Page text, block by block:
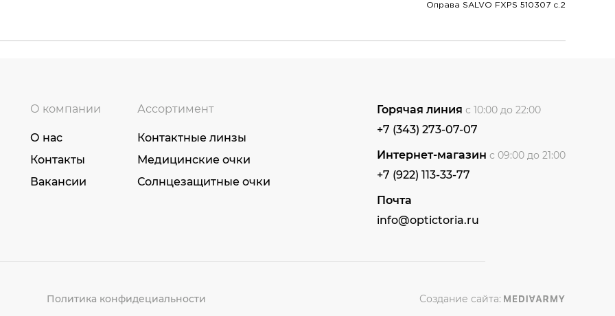
Оправа SALVO FXPS 510307 c.2
О компании
О нас
Контакты
Вакансии
Ассортимент
Контактные линзы
Медицинские очки
Солнцезащитные очки
Горячая линия с 10:00 до 22:00
+7 (343) 273-07-07
Интернет-магазин с 09:00 до 21:00
+7 (922) 113-33-77
Почта
info@optictoria.ru
Политика конфидециальности Создание сайта: